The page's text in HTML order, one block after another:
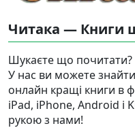
Читака — Книги
Шукаєте що почитати?
У нас ви можете
онлайн кращі книги в
iPad, iPhone, Android і
рукою з нами!